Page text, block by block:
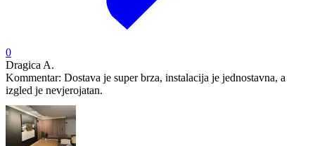
0
Dragica A.
Kommentar: Dostava je super brza, instalacija je jednostavna, a
izgled je nevjerojatan.